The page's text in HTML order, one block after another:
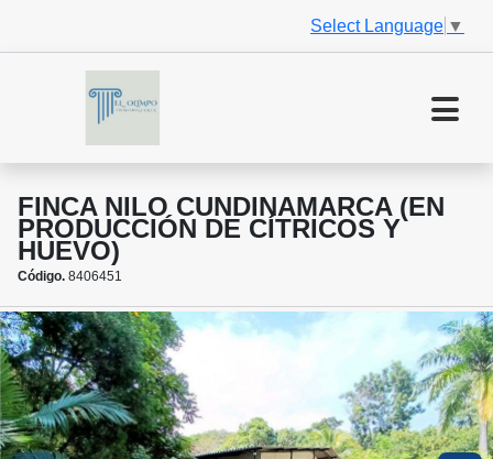
Select Language ▼
FINCA NILO CUNDINAMARCA (EN
PRODUCCIÓN DE CÍTRICOS Y
HUEVO)
Código. 8406451